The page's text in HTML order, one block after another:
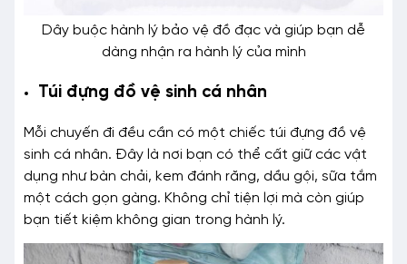
Dây buộc hành lý bảo vệ đồ đạc và giúp bạn dễ
dàng nhận ra hành lý của mình
Túi đựng đồ vệ sinh cá nhân
Mỗi chuyến đi đều cần có một chiếc túi đựng đồ vệ
sinh cá nhân. Đây là nơi bạn có thể cất giữ các vật
dụng như bàn chải, kem đánh răng, dầu gội, sữa tắm
một cách gọn gàng. Không chỉ tiện lợi mà còn giúp
bạn tiết kiệm không gian trong hành lý.